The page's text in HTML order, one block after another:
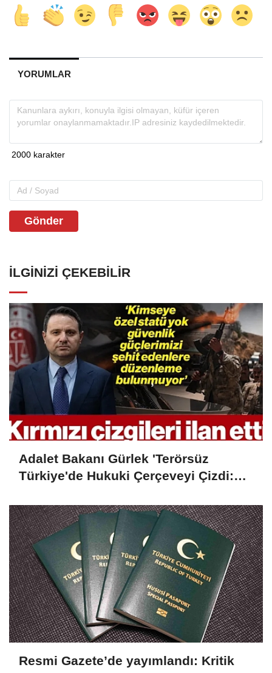
YORUMLAR
Gönder
İLGINIZI ÇEKEBILIR
Adalet Bakanı Gürlek 'Terörsüz
Türkiye'de Hukuki Çerçeveyi Çizdi:
Resmi Gazete’de yayımlandı: Kritik